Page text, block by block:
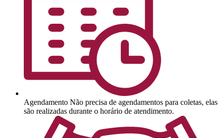
Agendamento Não precisa de agendamentos para coletas, elas
são realizadas durante o horário de atendimento.